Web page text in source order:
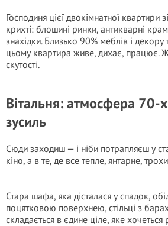
Господиня цієї двокімнатної квартири
крихті: блошині ринки, антикварні
знахідки. Близько 90% меблів і декору
цьому квартира живе, дихає, працює.
скутості.
Вітальня: атмосфера
зусиль
Сюди заходиш — і ніби потрапляєш у
кіно, а в те, де все тепле, янтарне,
Стара шафа, яка дісталася у спадок,
поцятковою поверхнею, стільці з
складається в єдине ціле, яке хочеться